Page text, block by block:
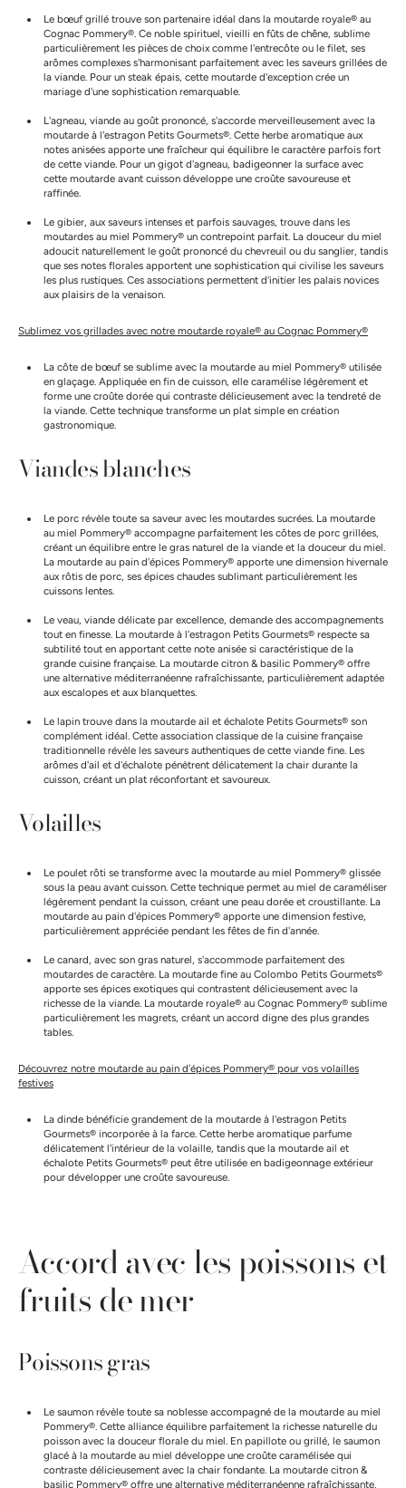
Le bœuf grillé trouve son partenaire idéal dans la moutarde royale® au
Cognac Pommery®. Ce noble spirituel, vieilli en fûts de chêne, sublime
particulièrement les pièces de choix comme l'entrecôte ou le filet, ses
arômes complexes s'harmonisant parfaitement avec les saveurs grillées de
la viande. Pour un steak épais, cette moutarde d'exception crée un
mariage d'une sophistication remarquable.
L'agneau, viande au goût prononcé, s'accorde merveilleusement avec la
moutarde à l'estragon Petits Gourmets®. Cette herbe aromatique aux
notes anisées apporte une fraîcheur qui équilibre le caractère parfois fort
de cette viande. Pour un gigot d'agneau, badigeonner la surface avec
cette moutarde avant cuisson développe une croûte savoureuse et
raffinée.
Le gibier, aux saveurs intenses et parfois sauvages, trouve dans les
moutardes au miel Pommery® un contrepoint parfait. La douceur du miel
adoucit naturellement le goût prononcé du chevreuil ou du sanglier, tandis
que ses notes florales apportent une sophistication qui civilise les saveurs
les plus rustiques. Ces associations permettent d'initier les palais novices
aux plaisirs de la venaison.
Sublimez vos grillades avec notre moutarde royale® au Cognac Pommery®
La côte de bœuf se sublime avec la moutarde au miel Pommery® utilisée
en glaçage. Appliquée en fin de cuisson, elle caramélise légèrement et
forme une croûte dorée qui contraste délicieusement avec la tendreté de
la viande. Cette technique transforme un plat simple en création
gastronomique.
Viandes blanches
Le porc révèle toute sa saveur avec les moutardes sucrées. La moutarde
au miel Pommery® accompagne parfaitement les côtes de porc grillées,
créant un équilibre entre le gras naturel de la viande et la douceur du miel.
La moutarde au pain d'épices Pommery® apporte une dimension hivernale
aux rôtis de porc, ses épices chaudes sublimant particulièrement les
cuissons lentes.
Le veau, viande délicate par excellence, demande des accompagnements
tout en finesse. La moutarde à l'estragon Petits Gourmets® respecte sa
subtilité tout en apportant cette note anisée si caractéristique de la
grande cuisine française. La moutarde citron & basilic Pommery® offre
une alternative méditerranéenne rafraîchissante, particulièrement adaptée
aux escalopes et aux blanquettes.
Le lapin trouve dans la moutarde ail et échalote Petits Gourmets® son
complément idéal. Cette association classique de la cuisine française
traditionnelle révèle les saveurs authentiques de cette viande fine. Les
arômes d'ail et d'échalote pénètrent délicatement la chair durante la
cuisson, créant un plat réconfortant et savoureux.
Volailles
Le poulet rôti se transforme avec la moutarde au miel Pommery® glissée
sous la peau avant cuisson. Cette technique permet au miel de caraméliser
légèrement pendant la cuisson, créant une peau dorée et croustillante. La
moutarde au pain d'épices Pommery® apporte une dimension festive,
particulièrement appréciée pendant les fêtes de fin d'année.
Le canard, avec son gras naturel, s'accommode parfaitement des
moutardes de caractère. La moutarde fine au Colombo Petits Gourmets®
apporte ses épices exotiques qui contrastent délicieusement avec la
richesse de la viande. La moutarde royale® au Cognac Pommery® sublime
particulièrement les magrets, créant un accord digne des plus grandes
tables.
Découvrez notre moutarde au pain d'épices Pommery® pour vos volailles
festives
La dinde bénéficie grandement de la moutarde à l'estragon Petits
Gourmets® incorporée à la farce. Cette herbe aromatique parfume
délicatement l'intérieur de la volaille, tandis que la moutarde ail et
échalote Petits Gourmets® peut être utilisée en badigeonnage extérieur
pour développer une croûte savoureuse.
Accord avec les poissons et
fruits de mer
Poissons gras
Le saumon révèle toute sa noblesse accompagné de la moutarde au miel
Pommery®. Cette alliance équilibre parfaitement la richesse naturelle du
poisson avec la douceur florale du miel. En papillote ou grillé, le saumon
glacé à la moutarde au miel développe une croûte caramélisée qui
contraste délicieusement avec la chair fondante. La moutarde citron &
basilic Pommery® offre une alternative méditerranéenne rafraîchissante,